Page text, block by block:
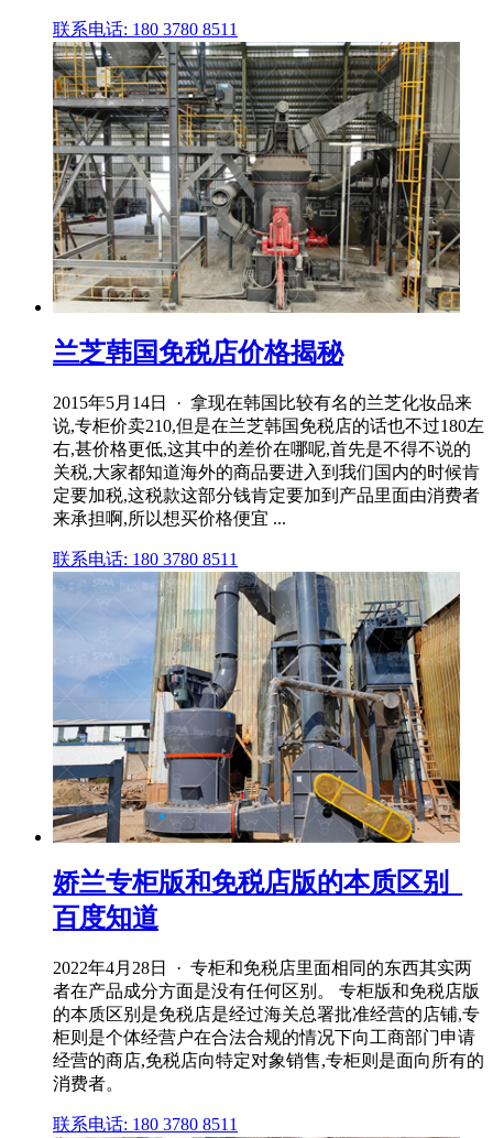
联系电话: 180 3780 8511
兰芝韩国免税店价格揭秘
2015年5月14日 · 拿现在韩国比较有名的兰芝化妆品来
说,专柜价卖210,但是在兰芝韩国免税店的话也不过180左
右,甚价格更低,这其中的差价在哪呢,首先是不得不说的
关税,大家都知道海外的商品要进入到我们国内的时候肯
定要加税,这税款这部分钱肯定要加到产品里面由消费者
来承担啊,所以想买价格便宜 ...
联系电话: 180 3780 8511
娇兰专柜版和免税店版的本质区别_
百度知道
2022年4月28日 · 专柜和免税店里面相同的东西其实两
者在产品成分方面是没有任何区别。 专柜版和免税店版
的本质区别是免税店是经过海关总署批准经营的店铺,专
柜则是个体经营户在合法合规的情况下向工商部门申请
经营的商店,免税店向特定对象销售,专柜则是面向所有的
消费者。
联系电话: 180 3780 8511